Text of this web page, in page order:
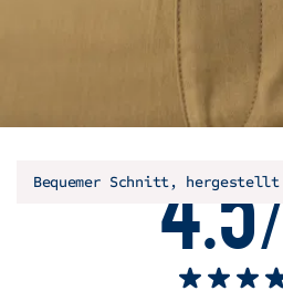
Bequemer Schnitt,